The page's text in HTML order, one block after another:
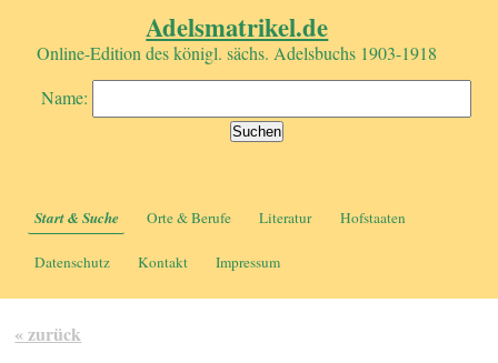
Adelsmatrikel.de
Online-Edition des königl. sächs. Adelsbuchs 1903-1918
Name:
Start & Suche Orte & Berufe Literatur Hofstaaten
Datenschutz Kontakt Impressum
« zurück